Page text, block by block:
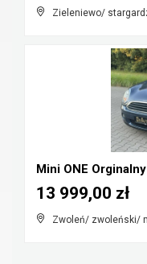
Zieleniewo/
Mini ONE
Zwoleń/ zwoleński/
13 999,00 zł